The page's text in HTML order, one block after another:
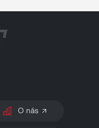
SVĚTLÝ/TMAVÝ REŽIM
O nás